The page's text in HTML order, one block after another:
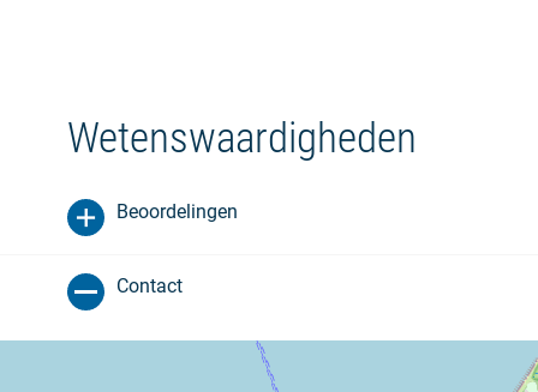
Wetenswaardigheden
Beoordelingen
Contact